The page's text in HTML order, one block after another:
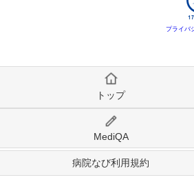
プライバ
トップ
MediQA
病院なび利用規約